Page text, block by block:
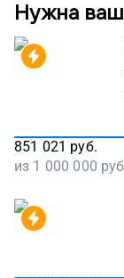
центре, где
проект.
Нужна
851 021 руб.
из 1 000 000